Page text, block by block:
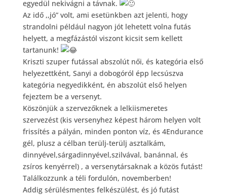
egyedül nekivágni a távnak.
Az idő ,,jó” volt, ami esetünkben azt jelenti, hogy
strandolni például nagyon jót lehetett volna futás
helyett, a megfázástól viszont kicsit sem kellett
tartanunk!
Kriszti szuper futással abszolút női, és kategória első
helyezettként, Sanyi a dobogóról épp lecsúszva
kategória negyedikként, én abszolút első helyen
fejeztem be a versenyt.
Köszönjük a szervezőknek a lelkiismeretes
szervezést (kis versenyhez képest három helyen volt
frissítés a pályán, minden ponton víz, és 4Endurance
gél, plusz a célban terülj-terülj asztalkám,
dinnyével,sárgadinnyével,szilvával, banánnal, és
zsíros kenyérrel) , a versenytársaknak a közös futást!
Találkozzunk a téli fordulón, novemberben!
Addig sérülésmentes felkészülést, és jó futást